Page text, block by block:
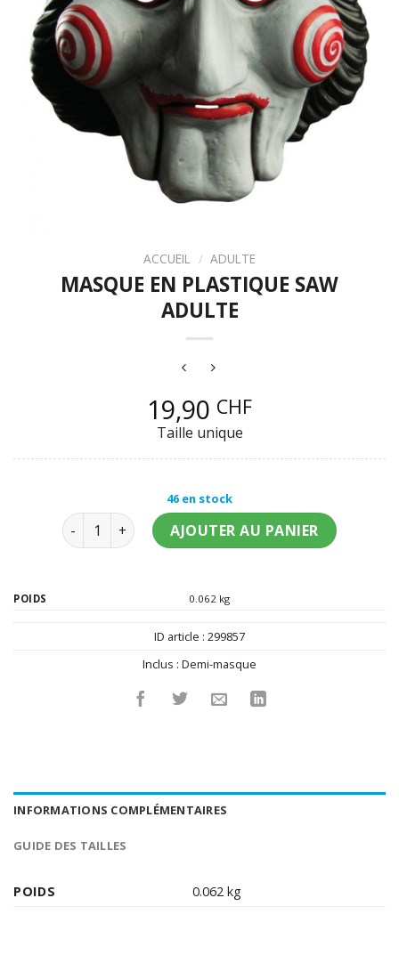
ACCUEIL / ADULTE
MASQUE EN PLASTIQUE SAW
ADULTE
19,90 CHF
Taille unique
46 en stock
quantité de Masque en plastique Saw adulte
AJOUTER AU PANIER
POIDS 0.062 kg
ID article : 299857
Inclus : Demi-masque
INFORMATIONS COMPLÉMENTAIRES
GUIDE DES TAILLES
POIDS 0.062 kg